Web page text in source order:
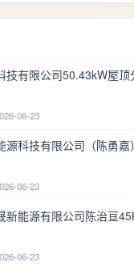
技有限公司50.43kW屋
06-23
源科技有限公司（陈勇
06-23
新能源有限公司陈治亘
06-23